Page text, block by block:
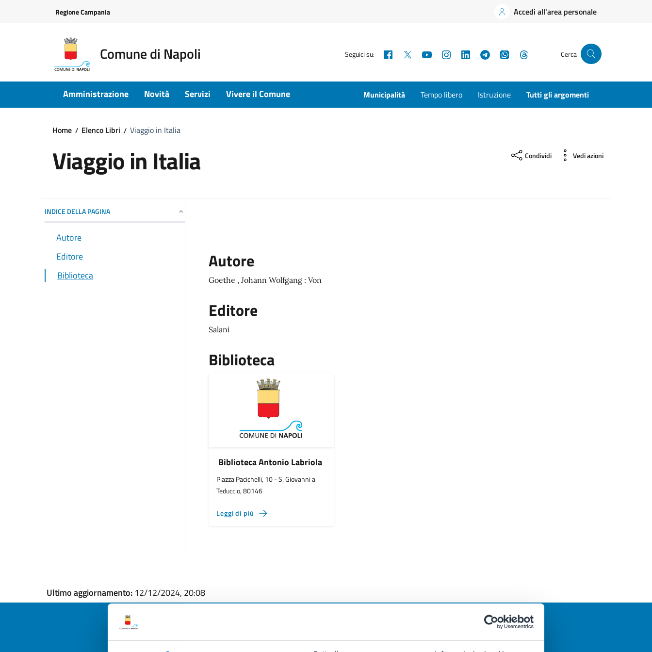
Regione Campania Accedi all'area personale
Comune di Napoli Seguici su: Facebook YouTubeInstagramLinkedInTelegramWhatsApp Cerca
Amministrazione Novità Servizi Vivere il Comune Municipalità Tempo libero Istruzione Tutti gli argomenti
Home Elenco Libri Viaggio in Italia
Viaggio in Italia Condividi Vedi azioni
INDICE DELLA PAGINA
Autore
Editore
Biblioteca
Autore
Goethe , Johann Wolfgang : Von
Editore
Salani
Biblioteca
Biblioteca Antonio Labriola
Piazza Pacichelli, 10 - S. Giovanni a
Teduccio, 80146
Leggi di più
Ultimo aggiornamento: 12/12/2024, 20:08